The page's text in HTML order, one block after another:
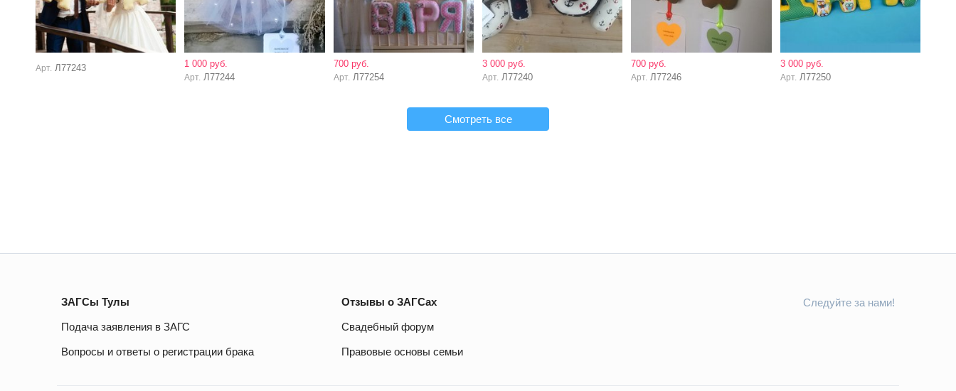
Арт. Л77243 1 000 руб.
Арт. Л77244
700 руб.
Арт.Л77254
3 000 руб.
Арт.Л77240
700 руб.
Арт. Л77246
3 000 руб.
Арт.Л77250
Смотреть все
ЗАГСы Тулы
Подача заявления в ЗАГС
Вопросы и ответы о регистрации брака
Отзывы о ЗАГСах
Свадебный форум
Правовые основы семьи
Следуйте за нами!